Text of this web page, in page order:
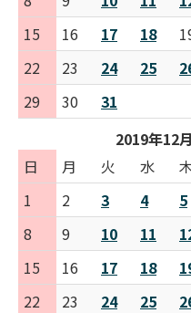
15
16 17 18
22
23 24 25
29
30 31
2019年12月
日
月 火 水
1
2 3 4 5
8
9 10 11
15
16 17 18
22
23 24 25